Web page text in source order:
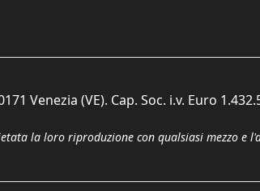
Venezia (VE). Cap. Soc. i.v. Euro
la loro riproduzione con qualsiasi mezzo e